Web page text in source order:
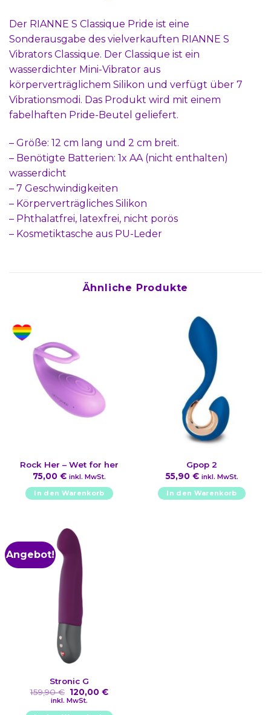
Der RIANNE S Classique Pride ist eine
Sonderausgabe des vielverkauften RIANNE S
Vibrators Classique. Der Classique ist ein
wasserdichter Mini-Vibrator aus
körperverträglichem Silikon und verfügt über 7
Vibrationsmodi. Das Produkt wird mit einem
fabelhaften Pride-Beutel geliefert.
– Größe: 12 cm lang und 2 cm breit.
– Benötigte Batterien: 1x AA (nicht enthalten)
wasserdicht
– 7 Geschwindigkeiten
– Körperverträgliches Silikon
– Phthalatfrei, latexfrei, nicht porös
– Kosmetiktasche aus PU-Leder
Ähnliche Produkte
Rock Her – Wet for her
75,00 € inkl. MwSt.
In den Warenkorb
Gpop 2
55,90 € inkl. MwSt.
In den Warenkorb
Angebot!
Stronic G
159,90€ Ursprünglicher
Preis
120,00€Aktueller
inkl. MwSt.